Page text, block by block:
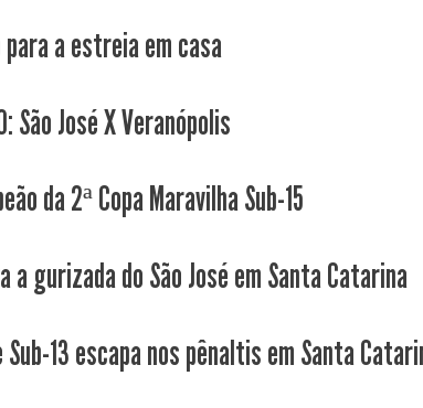
para a estreia em casa
São José X Veranópolis
da 2ª Copa Maravilha Sub-15
a gurizada do São José em Santa Catarina
13 escapa nos pênaltis em Santa